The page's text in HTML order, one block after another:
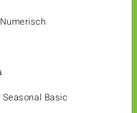
Numerisch
Seasonal Basic